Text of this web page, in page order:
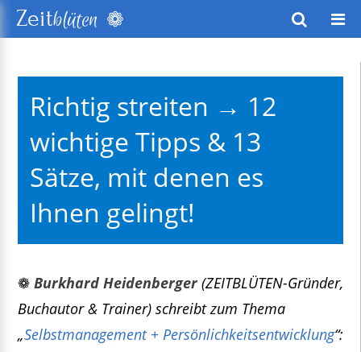
Zeitblüten ❁
Richtig streiten → 12
wichtige Tipps & 13
Sätze, mit denen es
Ihnen gelingt!
❁ Burkhard Heidenberger(ZEITBLÜTEN-Gründer,
Buchautor & Trainer) schreibt zum Thema
„Selbstmanagement + Persönlichkeitsentwicklung“: